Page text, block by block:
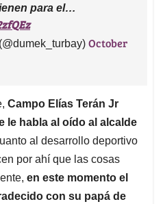
para el…
October
Campo Elías Terán Jr
le habla al oído al alcalde
al desarrollo deportivo
por ahí que las cosas
en este momento el
con su papá de